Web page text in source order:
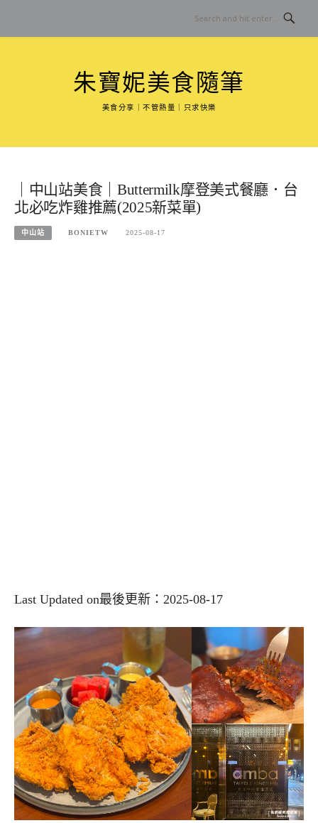
content
朱寶妮美食隨筆
美食分享｜不管熱量｜只求快樂
｜中山站美食｜Buttermilk摩登美式餐廳．台
北必吃炸雞推薦(2025新菜單)
中山站 BONIETW 2025-08-17
Last Updated on最後更新：2025-08-17